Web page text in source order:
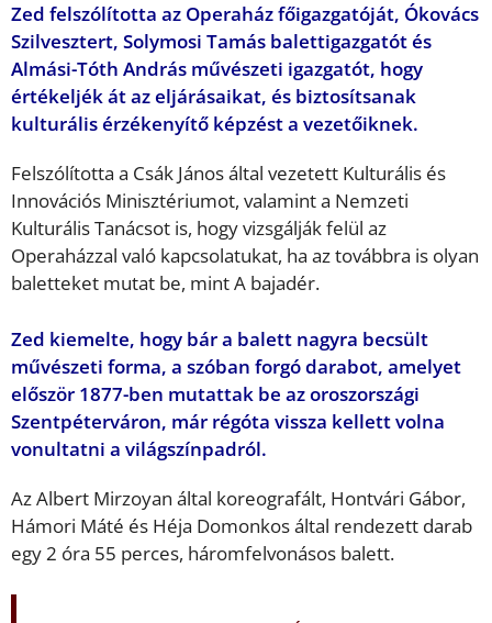
Zed felszólította az Operaház főigazgatóját, Ókovács
Szilvesztert, Solymosi Tamás balettigazgatót és
Almási-Tóth András művészeti igazgatót, hogy
értékeljék át az eljárásaikat, és biztosítsanak
kulturális érzékenyítő képzést a vezetőiknek.
Felszólította a Csák János által vezetett Kulturális és
Innovációs Minisztériumot, valamint a Nemzeti
Kulturális Tanácsot is, hogy vizsgálják felül az
Operaházzal való kapcsolatukat, ha az továbbra is olyan
baletteket mutat be, mint A bajadér.
Zed kiemelte, hogy bár a balett nagyra becsült
művészeti forma, a szóban forgó darabot, amelyet
először 1877-ben mutattak be az oroszországi
Szentpéterváron, már régóta vissza kellett volna
vonultatni a világszínpadról.
Az Albert Mirzoyan által koreografált, Hontvári Gábor,
Hámori Máté és Héja Domonkos által rendezett darab
egy 2 óra 55 perces, háromfelvonásos balett.